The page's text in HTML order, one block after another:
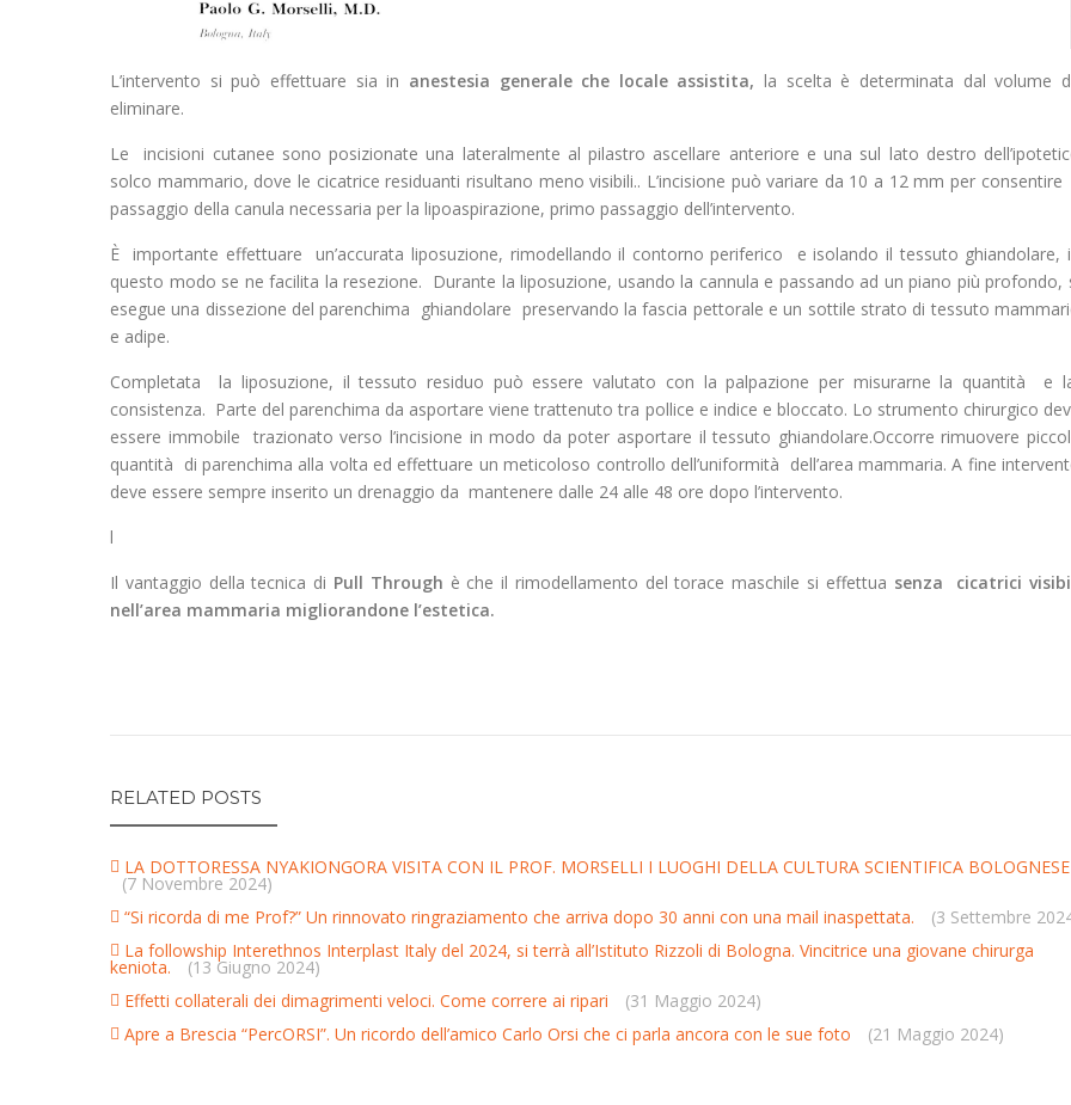
L’intervento si può effettuare sia in anestesia generale che locale assistita, la scelta è determinata dal volume
eliminare.
Le incisioni cutanee sono posizionate una lateralmente al pilastro ascellare anteriore e una sul lato destro
solco mammario, dove le cicatrice residuanti risultano meno visibili.. L’incisione può variare da 10 a 12 mm per consentire
passaggio della canula necessaria per la lipoaspirazione, primo passaggio dell’intervento.
È importante effettuare un’accurata liposuzione, rimodellando il contorno periferico e isolando il tessuto ghiandolare,
questo modo se ne facilita la resezione. Durante la liposuzione, usando la cannula e passando ad un piano più profondo,
esegue una dissezione del parenchima ghiandolare preservando la fascia pettorale e un sottile strato di tessuto
e adipe.
Completata la liposuzione, il tessuto residuo può essere valutato con la palpazione per misurarne la quantità e
consistenza. Parte del parenchima da asportare viene trattenuto tra pollice e indice e bloccato. Lo strumento chirurgico
essere immobile trazionato verso l’incisione in modo da poter asportare il tessuto ghiandolare.Occorre rimuovere
quantità di parenchima alla volta ed effettuare un meticoloso controllo dell’uniformità dell’area mammaria. A fine
deve essere sempre inserito un drenaggio da mantenere dalle 24 alle 48 ore dopo l’intervento.
l
Il vantaggio della tecnica di Pull Through è che il rimodellamento del torace maschile si effettua senza cicatrici
nell’area mammaria migliorandone l’estetica.
RELATED POSTS
LA DOTTORESSA NYAKIONGORA VISITA CON IL PROF. MORSELLI I LUOGHI DELLA CULTURA SCIENTIFICA BOLOGNESE
(7 Novembre 2024)
“Si ricorda di me Prof?” Un rinnovato ringraziamento che arriva dopo 30 anni con una mail inaspettata.
(3 Settembre
La followship Interethnos Interplast Italy del 2024, si terrà all’Istituto Rizzoli di Bologna. Vincitrice una giovane chirurga
keniota.
(13 Giugno 2024)
Effetti collaterali dei dimagrimenti veloci. Come correre ai ripari
(31 Maggio 2024)
Apre a Brescia “PercORSI”. Un ricordo dell’amico Carlo Orsi che ci parla ancora con le sue foto
(21 Maggio 2024)